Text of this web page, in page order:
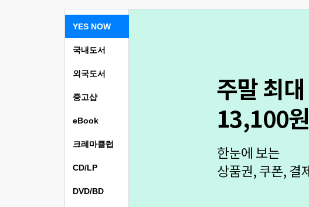
YES NOW
국내도서
외국도서
중고샵
eBook
크레마클럽
CD/LP
DVD/BD